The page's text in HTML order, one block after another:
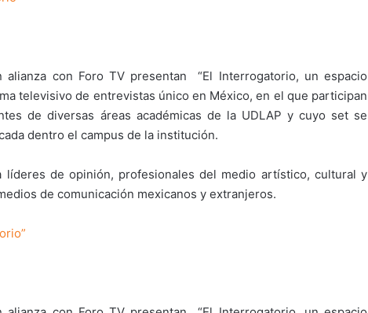
alianza con Foro TV presentan “El Interrogatorio, un espacio
televisivo de entrevistas único en México, en el que participan
de diversas áreas académicas de la UDLAP y cuyo set se
dentro el campus de la institución.
de opinión, profesionales del medio artístico, cultural y
de comunicación mexicanos y extranjeros.